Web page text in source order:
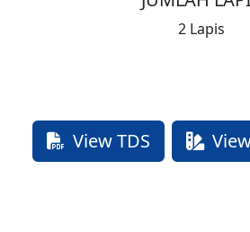
2 Lapis
View TDS